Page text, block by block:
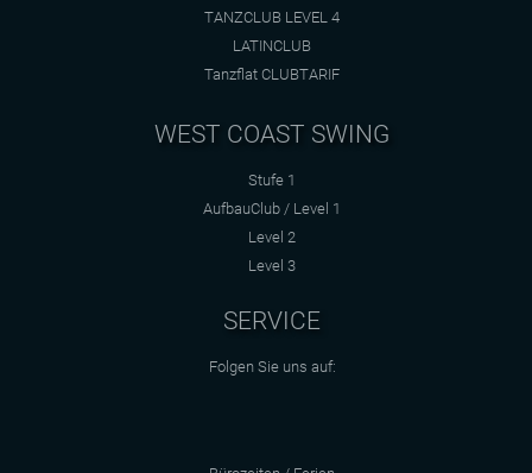
TANZCLUB LEVEL 4
LATINCLUB
Tanzflat CLUBTARIF
WEST COAST SWING
Stufe 1
AufbauClub / Level 1
Level 2
Level 3
SERVICE
Folgen Sie uns auf: